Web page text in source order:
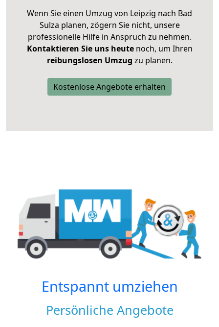
Wenn Sie einen Umzug von Leipzig nach Bad
Sulza planen, zögern Sie nicht, unsere
professionelle Hilfe in Anspruch zu nehmen.
Kontaktieren Sie uns heutenoch, um Ihren
reibungslosen Umzug zu planen.
Kostenlose Angebote erhalten
Entspannt umziehen
Persönliche Angebote